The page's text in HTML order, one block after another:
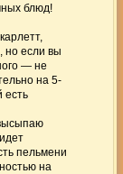
блюд!
но если вы
— не
на 5-
есть
пельмени
на